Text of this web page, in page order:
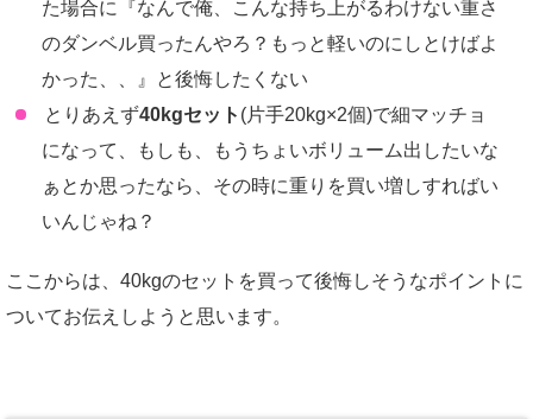
た場合に『なんで俺、こんな持ち上がるわけない重さ
のダンベル買ったんやろ？もっと軽いのにしとけばよ
かった、、』と後悔したくない
とりあえず40kgセット (片手20kg×2個)で細マッチョ
になって、もしも、もうちょいボリューム出したいな
ぁとか思ったなら、その時に重りを買い増しすればい
いんじゃね？
ここからは、40kgのセットを買って後悔しそうなポイントに
ついてお伝えしようと思います。